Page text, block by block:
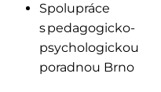
Spolupráce
s pedagogicko-
psychologickou
poradnou Brno